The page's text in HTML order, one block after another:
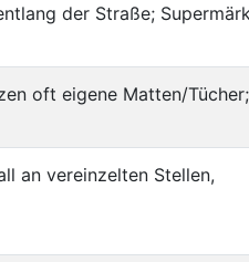
der Straße;
oft eigene Matten/Tücher;
an vereinzelten Stellen,